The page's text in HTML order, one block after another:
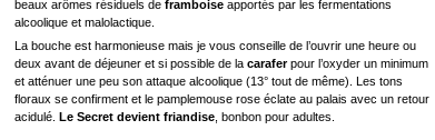
beaux arômes résiduels de framboiseapportés par les fermentations
alcoolique et malolactique.
La bouche est harmonieuse mais je vous conseille de l’ouvrir une heure ou
deux avant de déjeuner et si possible de la caraferpour l’oxyder un minimum
et atténuer une peu son attaque alcoolique (13° tout de même). Les tons
floraux se confirment et le pamplemouse rose éclate au palais avec un retour
acidulé. Le Secret devient friandise, bonbon pour adultes.